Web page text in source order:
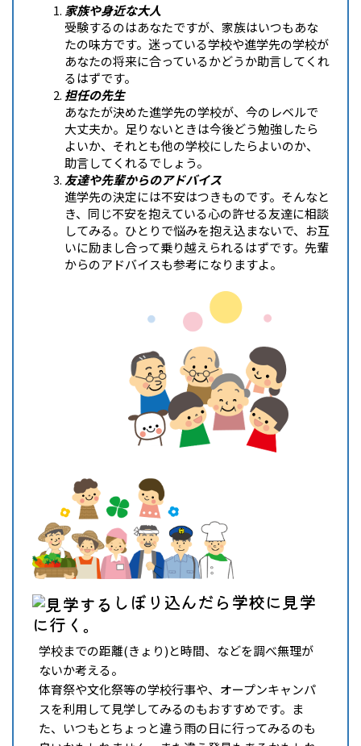
家族や身近な大人
受験するのはあなたですが、家族はいつもあな
たの味方です。迷っている学校や進学先の学校が
あなたの将来に合っているかどうか助言してくれ
るはずです。
担任の先生
あなたが決めた進学先の学校が、今のレベルで
大丈夫か。足りないときは今後どう勉強したら
よいか、それとも他の学校にしたらよいのか、
助言してくれるでしょう。
友達や先輩からのアドバイス
進学先の決定には不安はつきものです。そんなと
き、同じ不安を抱えている心の許せる友達に相談
してみる。ひとりで悩みを抱え込まないで、お互
いに励まし合って乗り越えられるはずです。先輩
からのアドバイスも参考になりますよ。
しぼり込んだら学校に見学
に行く。
学校までの距離(きょり)と時間、などを調べ無理が
ないか考える。
体育祭や文化祭等の学校行事や、オープンキャンパ
スを利用して見学してみるのもおすすめです。ま
た、いつもとちょっと違う雨の日に行ってみるのも